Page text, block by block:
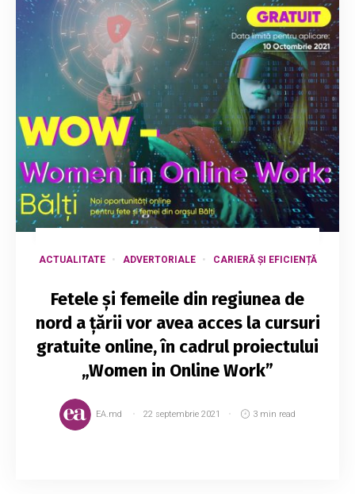
ACTUALITATE ADVERTORIALE CARIERĂ ȘI EFICIENȚĂ
Fetele și femeile din regiunea de
nord a țării vor avea acces la cursuri
gratuite online, în cadrul proiectului
„Women in Online Work”
EA.md 22 septembrie 2021 3 min read